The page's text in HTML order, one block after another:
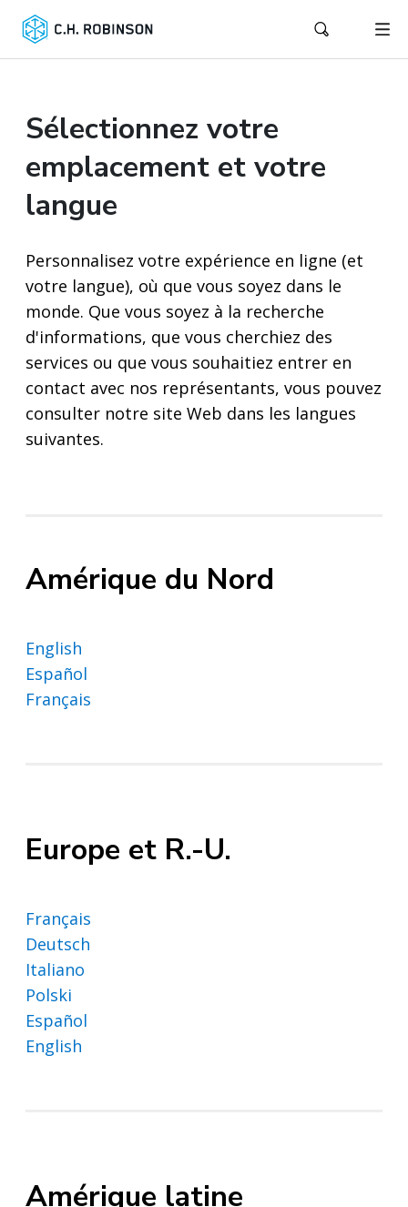
Sélectionnez votre
emplacement et votre
langue
Personnalisez votre expérience en ligne (et
votre langue), où que vous soyez dans le
monde. Que vous soyez à la recherche
d'informations, que vous cherchiez des
services ou que vous souhaitiez entrer en
contact avec nos représentants, vous pouvez
consulter notre site Web dans les langues
suivantes.
Amérique du Nord
English
Español
Français
Europe et R.-U.
Français
Deutsch
Italiano
Polski
Español
English
Amérique latine